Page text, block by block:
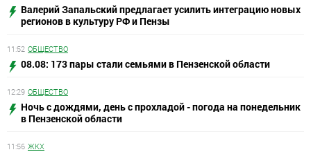
Валерий Запальский предлагает усилить интеграцию новых
регионов в культуру РФ и Пензы
11:52 ОБЩЕСТВО
08.08: 173 пары стали семьями в Пензенской области
12:29 ОБЩЕСТВО
Ночь с дождями, день с прохладой - погода на понедельник
в Пензенской области
11:56 ЖКХ